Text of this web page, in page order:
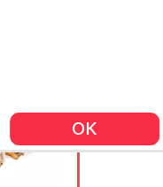
ОК